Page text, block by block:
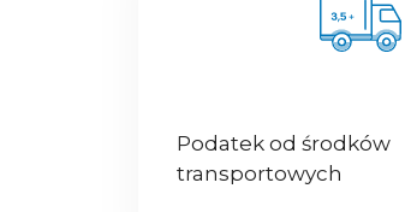
Podatek od środków
transportowych